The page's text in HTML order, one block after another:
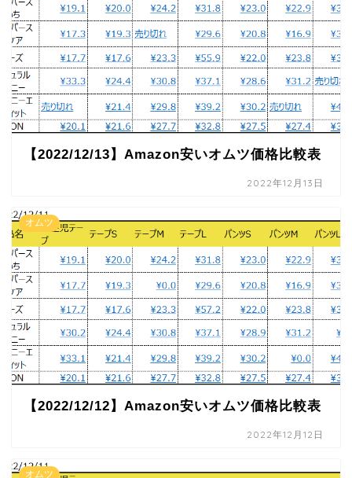
【2022/12/13】Amazon安いオムツ価格比較表
2022年12月13日
オムツ
【2022/12/12】Amazon安いオムツ価格比較表
2022年12月12日
オムツ